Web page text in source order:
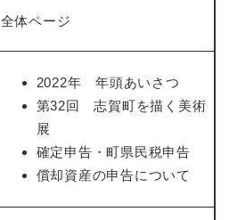
全体ページ
2022年 年頭あいさつ
第32回 志賀町を描く美術
展
確定申告・町県民税申告
償却資産の申告について